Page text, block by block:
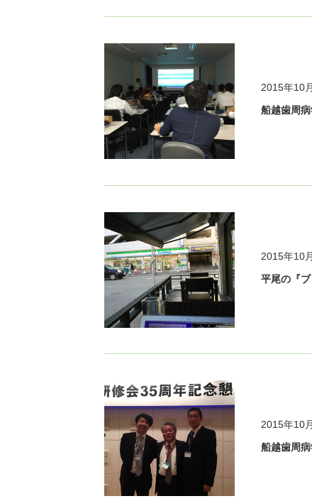
2015年10
船越歯周
2015年10
平尾の『
2015年10
船越歯周